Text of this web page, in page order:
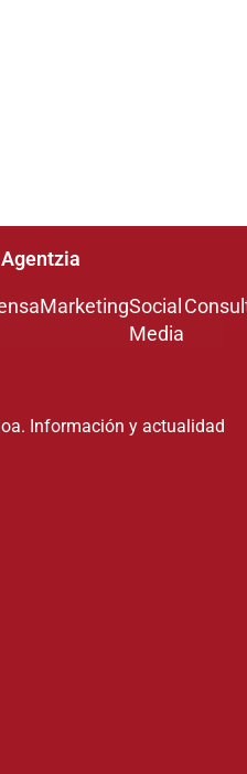
MarketingSocial
Media
Información y actualidad